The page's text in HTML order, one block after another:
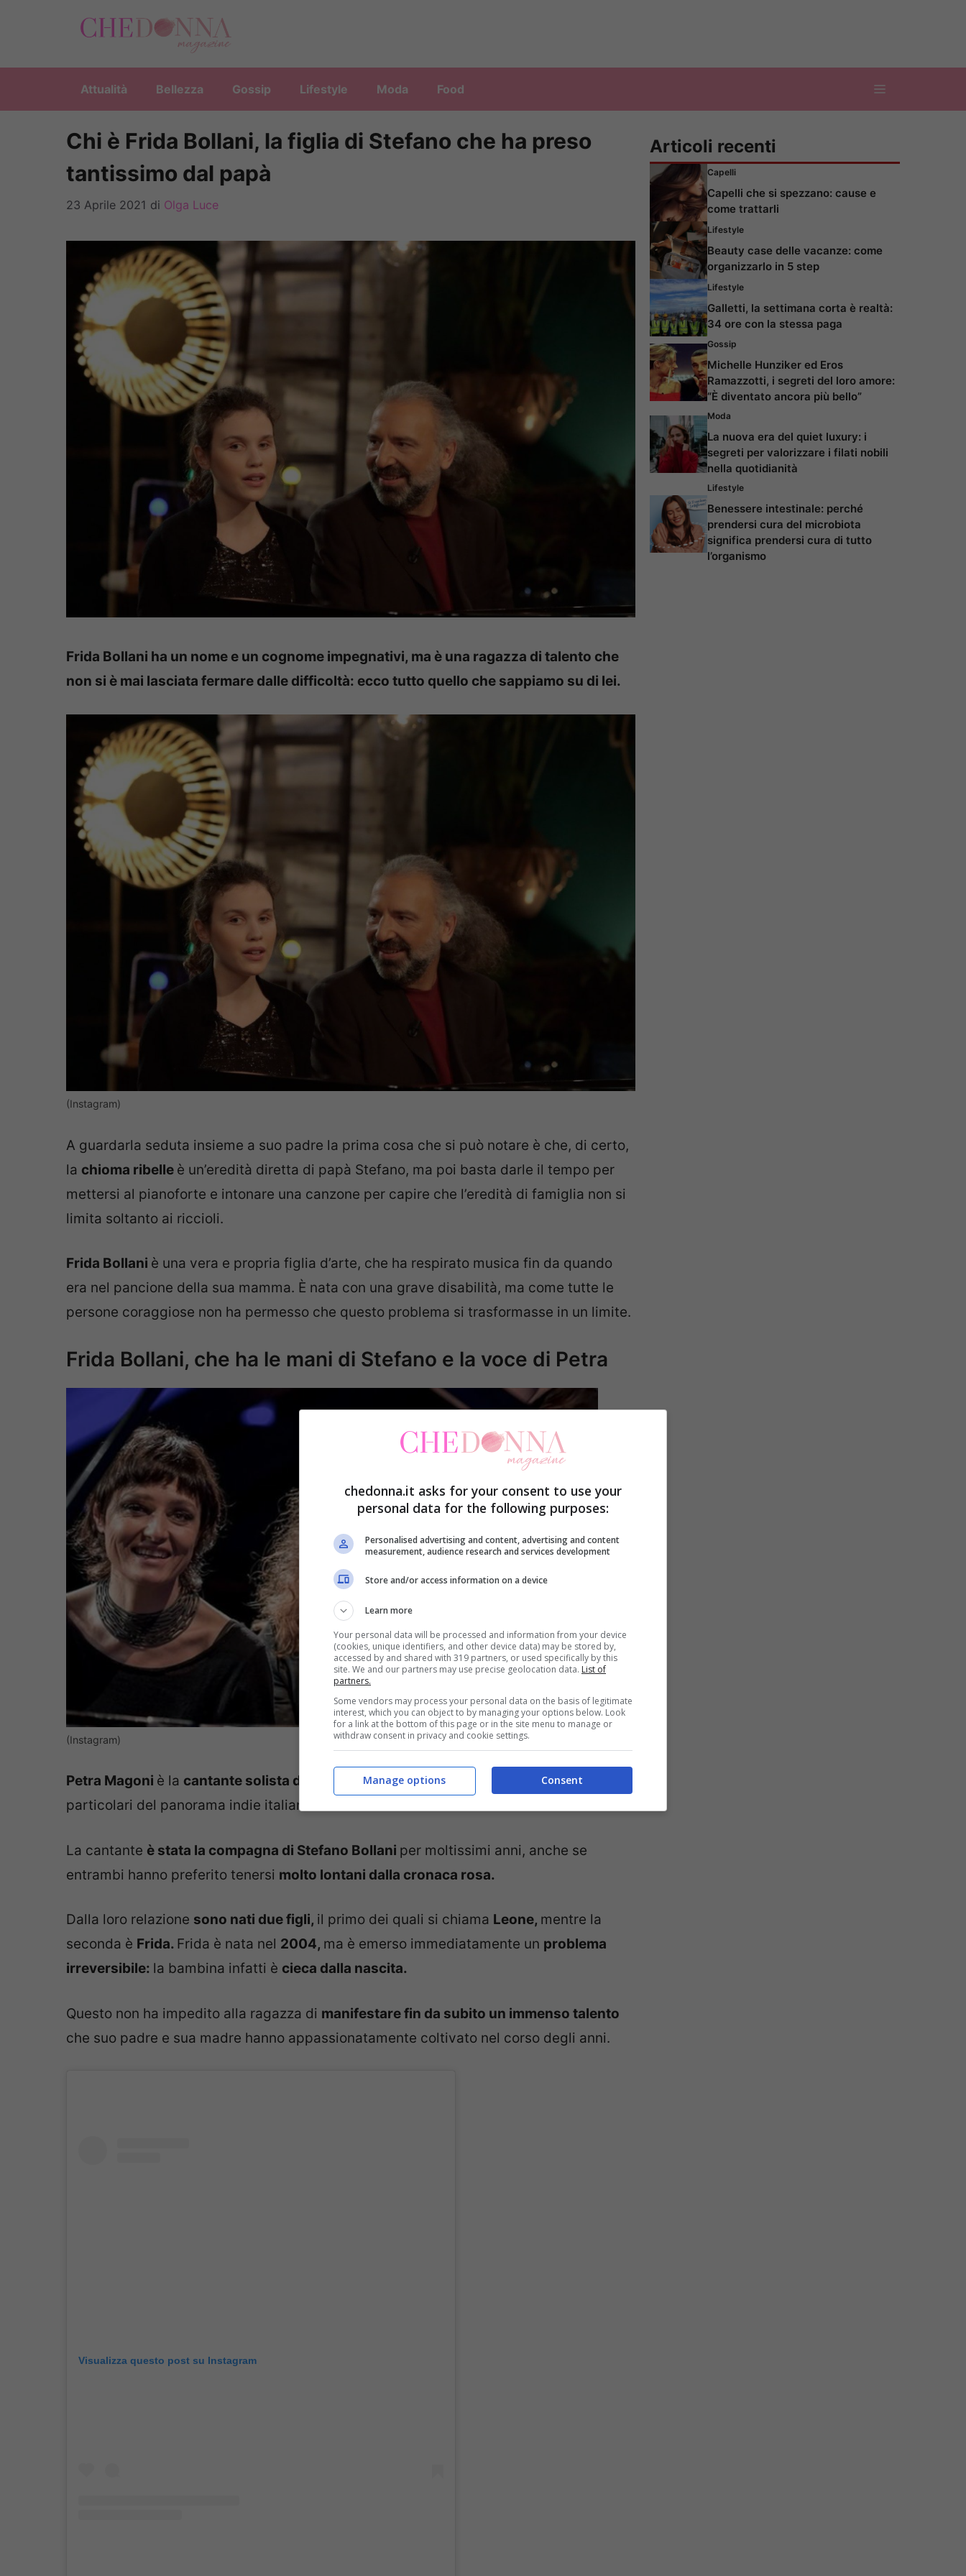
Attualità Bellezza Gossip Lifestyle Moda Food
Chi è Frida Bollani, la figlia di Stefano che ha preso
tantissimo dal papà
23 Aprile 2021 di Olga Luce
Frida Bollani ha un nome e un cognome impegnativi, ma è una ragazza di talento che
non si è mai lasciata fermare dalle difficoltà: ecco tutto quello che sappiamo su di lei.
(Instagram)
A guardarla seduta insieme a suo padre la prima cosa che si può notare è che, di certo,
la chioma ribelle è un’eredità diretta di papà Stefano, ma poi basta darle il tempo per
mettersi al pianoforte e intonare una canzone per capire che l’eredità di famiglia non si
limita soltanto ai riccioli.
Frida Bollani è una vera e propria figlia d’arte, che ha respirato musica fin da quando
era nel pancione della sua mamma. È nata con una grave disabilità, ma come tutte le
persone coraggiose non ha permesso che questo problema si trasformasse in un limite.
Frida Bollani, che ha le mani di Stefano e la voce di Petra
(Instagram)
Petra Magoni è la cantante solista del duo Musica Nudaed è una delle voci più
particolari del panorama indie italiano.
La cantante è stata la compagna di Stefano Bollani per moltissimi anni, anche se
entrambi hanno preferito tenersi molto lontani dalla cronaca rosa.
Dalla loro relazione sono nati due figli, il primo dei quali si chiama Leone, mentre la
seconda è Frida. Frida è nata nel 2004, ma è emerso immediatamente un problema
irreversibile: la bambina infatti è cieca dalla nascita.
Questo non ha impedito alla ragazza di manifestare fin da subito un immenso talento
che suo padre e sua madre hanno appassionatamente coltivato nel corso degli anni.
Visualizza questo post su Instagram
Articoli recenti
Capelli
Capelli che si spezzano: cause e
come trattarli
Lifestyle
Beauty case delle vacanze: come
organizzarlo in 5 step
Lifestyle
Galletti, la settimana corta è realtà:
34 ore con la stessa paga
Gossip
Michelle Hunziker ed Eros
Ramazzotti, i segreti del loro amore:
“È diventato ancora più bello”
Moda
La nuova era del quiet luxury: i
segreti per valorizzare i filati nobili
nella quotidianità
Lifestyle
Benessere intestinale: perché
prendersi cura del microbiota
significa prendersi cura di tutto
l’organismo
chedonna.it asks for your consent to use your
personal data for the following purposes:
Personalised advertising and content, advertising and content
measurement, audience research and services development
Store and/or access information on a device
Learn more
Your personal data will be processed and information from your device
(cookies, unique identifiers, and other device data) may be stored by,
accessed by and shared with 319 partners, or used specifically by this
site. We and our partners may use precise geolocation data. List of
partners.
Some vendors may process your personal data on the basis of legitimate
interest, which you can object to by managing your options below. Look
for a link at the bottom of this page or in the site menu to manage or
withdraw consent in privacy and cookie settings.
Consent
Manage options